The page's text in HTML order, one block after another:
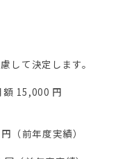
して決定します。
額 15,000 円
（前年度実績）